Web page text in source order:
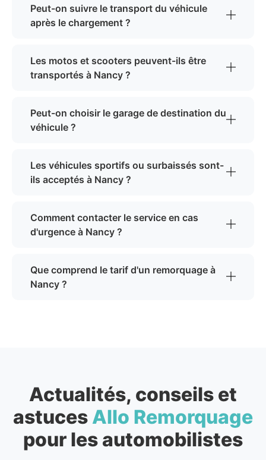
Peut-on suivre le transport du véhicule
après le chargement ?
Les motos et scooters peuvent-ils être
transportés à Nancy ?
Peut-on choisir le garage de destination du
véhicule ?
Les véhicules sportifs ou surbaissés sont-
ils acceptés à Nancy ?
Comment contacter le service en cas
d'urgence à Nancy ?
Que comprend le tarif d'un remorquage à
Nancy ?
Actualités, conseils et
astuces Allo Remorquage
pour les automobilistes